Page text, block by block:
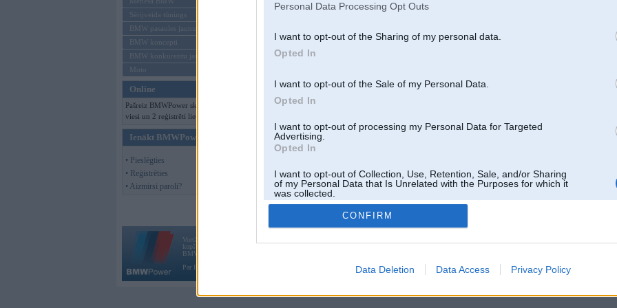
Personal Data Processing Opt Outs
I want to opt-out of the Sharing of my personal data.
Opted In
I want to opt-out of the Sale of my Personal Data.
Opted In
I want to opt-out of processing my Personal Data for Targeted
Advertising.
Opted In
I want to opt-out of Collection, Use, Retention, Sale, and/or Sharing
of my Personal Data that Is Unrelated with the Purposes for which it
was collected.
Opted Out
CONFIRM
Data Deletion Data Access Privacy Policy
Sērijveida tūnings
BMW pasaules jaunumi
BMW koncepti
BMW konkurentu jaunumi
Moto
Online
Pašreiz BMWPower skatās 125
viesi un 2 reģistrēti lietotāji.
Ienākt BMWPower
• Pieslēgties
• Reģistrēties
• Aizmirsi paroli?
Vortāls BMWPower.lv darbojas
kopš 2002. gada 14. maija. Tas nav auto klubs un nav saistīts ar
BMW AG.
Par BMWPower